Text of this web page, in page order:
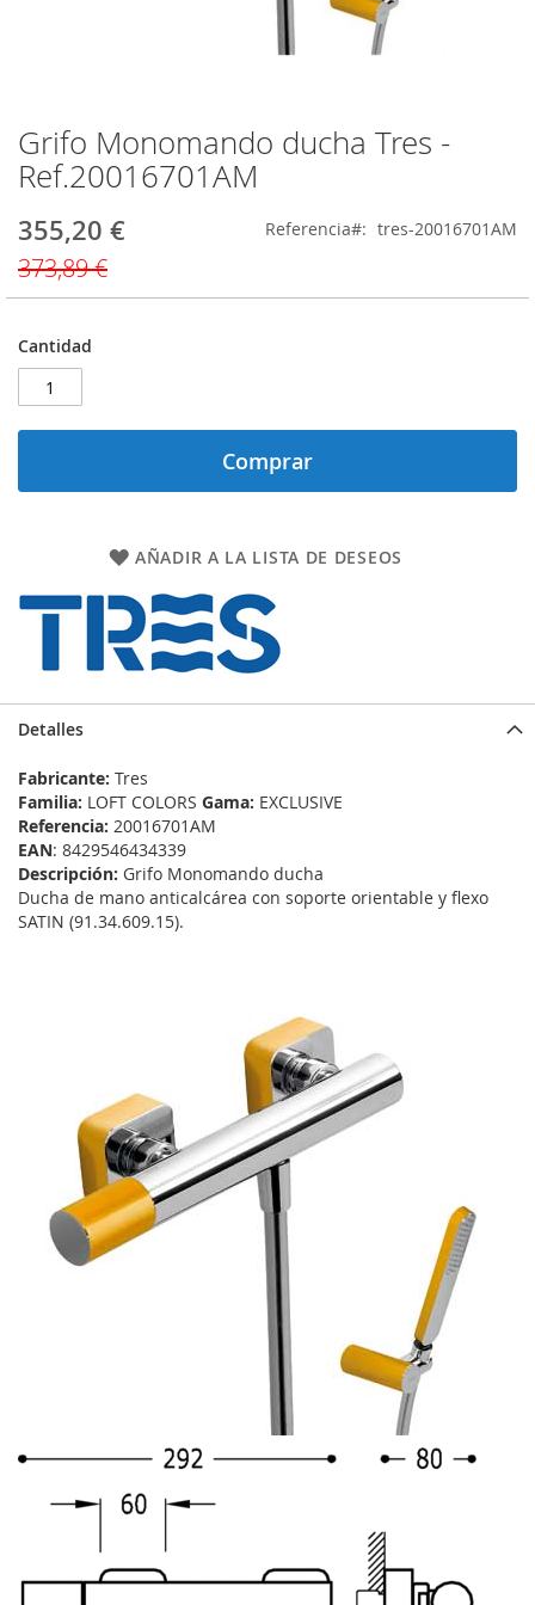
Grifo Monomando ducha Tres -
Ref.20016701AM
Precio
355,20 €
373,89 €
Referencia tres-20016701AM
Cantidad
Comprar
AÑADIR A LA LISTA DE DESEOS
Saltar
al
comienzo
la
galería
de
imágenes
Detalles
Fabricante: Tres
Familia: LOFT COLORS Gama: EXCLUSIVE
Referencia: 20016701AM
EAN: 8429546434339
Descripción: Grifo Monomando ducha
Ducha de mano anticalcárea con soporte orientable y flexo
SATIN (91.34.609.15).